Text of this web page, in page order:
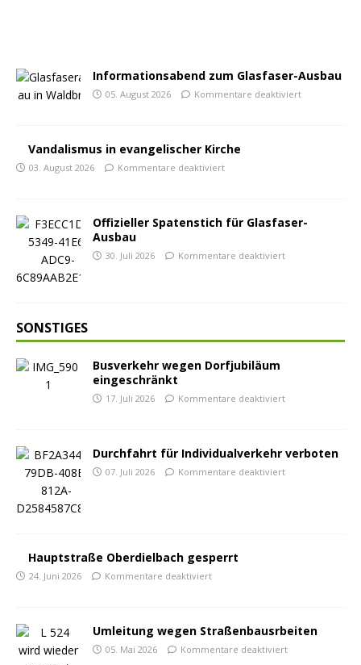
Informationsabend zum Glasfaser-Ausbau
05. August 2026 Kommentare deaktiviert
Vandalismus in evangelischer Kirche
03. August 2026 Kommentare deaktiviert
Offizieller Spatenstich für Glasfaser-
Ausbau
30. Juli 2026 Kommentare deaktiviert
SONSTIGES
Busverkehr wegen Dorfjubiläum
eingeschränkt
17. Juli 2026 Kommentare deaktiviert
Durchfahrt für Individualverkehr verboten
07. Juli 2026 Kommentare deaktiviert
Hauptstraße Oberdielbach gesperrt
24. Juni 2026 Kommentare deaktiviert
Umleitung wegen Straßenbausrbeiten
05. Mai 2026 Kommentare deaktiviert